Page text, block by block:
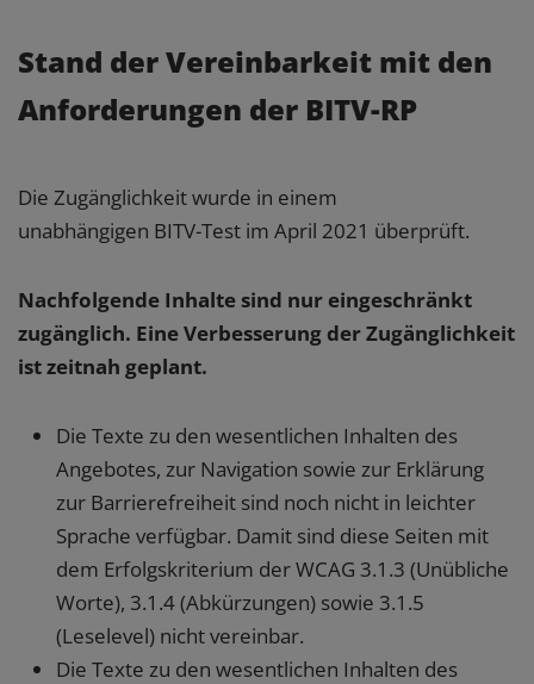
Stand der Vereinbarkeit mit den
Anforderungen der BITV-RP
Die Zugänglichkeit wurde in einem
unabhängigen BITV-Test im April 2021 überprüft.
Nachfolgende Inhalte sind nur eingeschränkt
zugänglich. Eine Verbesserung der Zugänglichkeit
ist zeitnah geplant.
Die Texte zu den wesentlichen Inhalten des
Angebotes, zur Navigation sowie zur Erklärung
zur Barrierefreiheit sind noch nicht in leichter
Sprache verfügbar. Damit sind diese Seiten mit
dem Erfolgskriterium der WCAG 3.1.3 (Unübliche
Worte), 3.1.4 (Abkürzungen) sowie 3.1.5
(Leselevel) nicht vereinbar.
Die Texte zu den wesentlichen Inhalten des